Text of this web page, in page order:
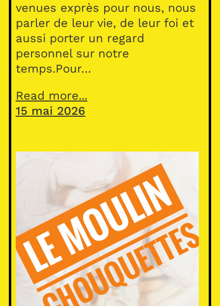
venues exprès pour nous, nous
parler de leur vie, de leur foi et
aussi porter un regard
personnel sur notre
temps.Pour…
Read more...
15 mai 2026